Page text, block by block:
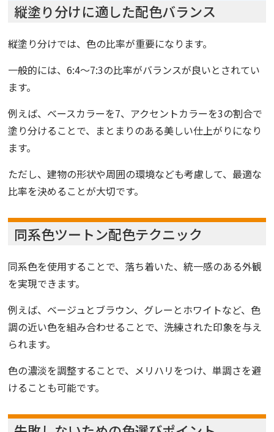
縦塗り分けに適した配色バランス
縦塗り分けでは、色の比率が重要になります。
一般的には、6:4～7:3の比率がバランスが良いとされてい
ます。
例えば、ベースカラーを7、アクセントカラーを3の割合で
塗り分けることで、まとまりのある美しい仕上がりになり
ます。
ただし、建物の形状や周囲の環境なども考慮して、最適な
比率を決めることが大切です。
同系色ツートン配色テクニック
同系色を使用することで、落ち着いた、統一感のある外観
を実現できます。
例えば、ベージュとブラウン、グレーとホワイトなど、色
調の近い色を組み合わせることで、洗練された印象を与え
られます。
色の濃淡を調整することで、メリハリをつけ、単調さを避
けることも可能です。